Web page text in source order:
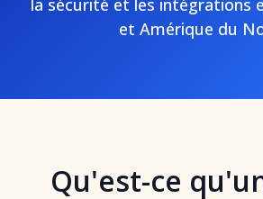
la sécurité et les intégrations
et Amérique du
Qu'est-ce